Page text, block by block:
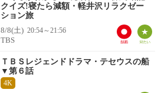
クイズ!寝たら減額・軽井沢リラクゼー
ション旅
8/8(土) 20:54～21:56
TBS
ＴＢＳレジェンドドラマ・テセウスの船
▼第６話
4K